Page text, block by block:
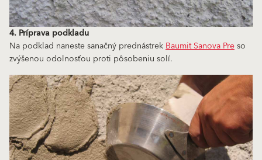
4. Príprava podkladu
Na podklad naneste sanačný prednástrekBaumit Sanova Preso
zvýšenou odolnosťou proti pôsobeniu solí.